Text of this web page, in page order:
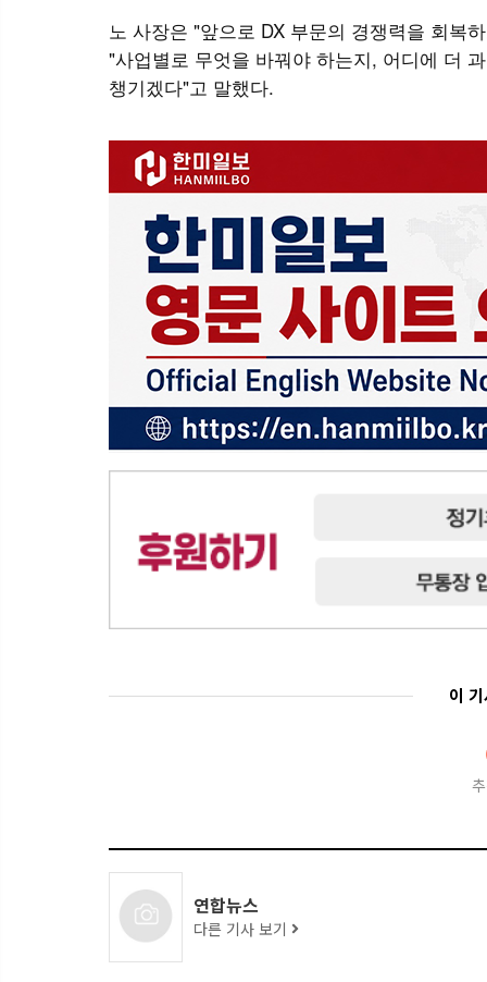
노 사장은 "앞으로 DX 부문의 경쟁력을 회복
"사업별로 무엇을 바꿔야 하는지, 어디에 더
챙기겠다"고 말했다.
이
연합뉴스
다른 기사 보기